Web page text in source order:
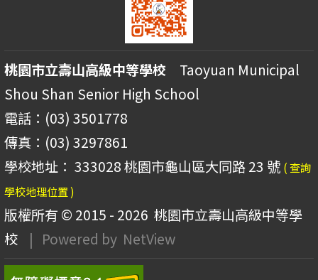
桃園市立壽山高級中等學校 Taoyuan Municipal
Shou Shan Senior High School
電話：(03) 3501778
傳真：(03) 3297861
學校地址： 333028 桃園市龜山區大同路 23 號 ( 查詢
學校地理位置 )
版權所有 © 2015 - 2026 桃園市立壽山高級中等學
校
| Powered by NetView